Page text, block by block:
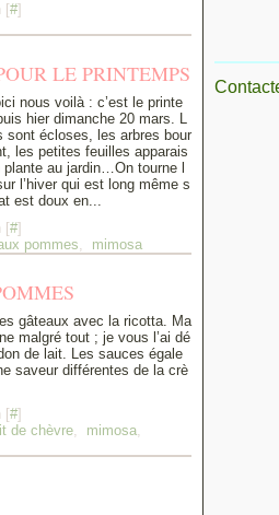
[#]
LE PRINTEMPS
nous voilà : c’est le printe
hier dimanche 20 mars. L
sont écloses, les arbres bour
les petites feuilles apparais
au jardin…On tourne l
l’hiver qui est long même s
est doux en...
[#]
pommes, mimosa
gâteaux avec la ricotta. Ma
malgré tout ; je vous l’ai dé
de lait. Les sauces égale
saveur différentes de la crè
[#]
de chèvre, mimosa,